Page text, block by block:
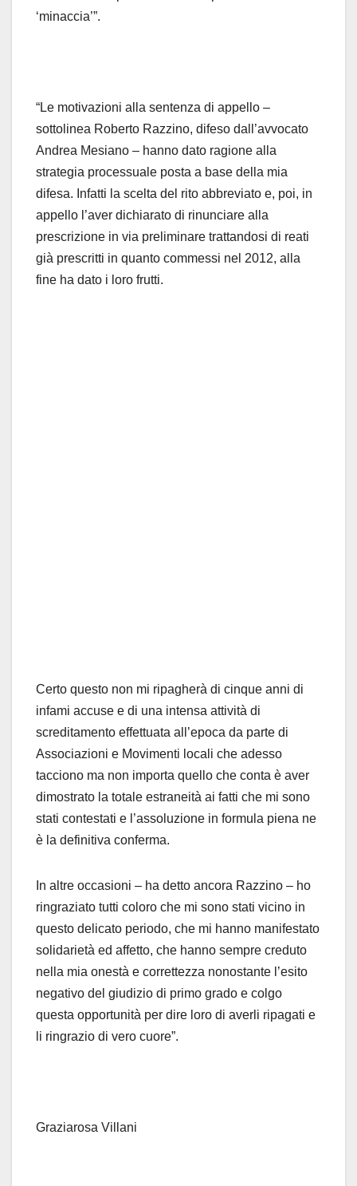
‘minaccia’”.
“Le motivazioni alla sentenza di appello –
sottolinea Roberto Razzino, difeso dall’avvocato
Andrea Mesiano – hanno dato ragione alla
strategia processuale posta a base della mia
difesa. Infatti la scelta del rito abbreviato e, poi, in
appello l’aver dichiarato di rinunciare alla
prescrizione in via preliminare trattandosi di reati
già prescritti in quanto commessi nel 2012, alla
fine ha dato i loro frutti.
Certo questo non mi ripagherà di cinque anni di
infami accuse e di una intensa attività di
screditamento effettuata all’epoca da parte di
Associazioni e Movimenti locali che adesso
tacciono ma non importa quello che conta è aver
dimostrato la totale estraneità ai fatti che mi sono
stati contestati e l’assoluzione in formula piena ne
è la definitiva conferma.
In altre occasioni – ha detto ancora Razzino – ho
ringraziato tutti coloro che mi sono stati vicino in
questo delicato periodo, che mi hanno manifestato
solidarietà ed affetto, che hanno sempre creduto
nella mia onestà e correttezza nonostante l’esito
negativo del giudizio di primo grado e colgo
questa opportunità per dire loro di averli ripagati e
li ringrazio di vero cuore”.
Graziarosa Villani